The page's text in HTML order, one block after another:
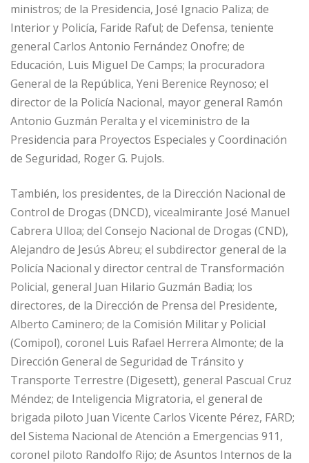
ministros; de la Presidencia, José Ignacio Paliza; de
Interior y Policía, Faride Raful; de Defensa, teniente
general Carlos Antonio Fernández Onofre; de
Educación, Luis Miguel De Camps; la procuradora
General de la República, Yeni Berenice Reynoso; el
director de la Policía Nacional, mayor general Ramón
Antonio Guzmán Peralta y el viceministro de la
Presidencia para Proyectos Especiales y Coordinación
de Seguridad, Roger G. Pujols.
También, los presidentes, de la Dirección Nacional de
Control de Drogas (DNCD), vicealmirante José Manuel
Cabrera Ulloa; del Consejo Nacional de Drogas (CND),
Alejandro de Jesús Abreu; el subdirector general de la
Policía Nacional y director central de Transformación
Policial, general Juan Hilario Guzmán Badia; los
directores, de la Dirección de Prensa del Presidente,
Alberto Caminero; de la Comisión Militar y Policial
(Comipol), coronel Luis Rafael Herrera Almonte; de la
Dirección General de Seguridad de Tránsito y
Transporte Terrestre (Digesett), general Pascual Cruz
Méndez; de Inteligencia Migratoria, el general de
brigada piloto Juan Vicente Carlos Vicente Pérez, FARD;
del Sistema Nacional de Atención a Emergencias 911,
coronel piloto Randolfo Rijo; de Asuntos Internos de la